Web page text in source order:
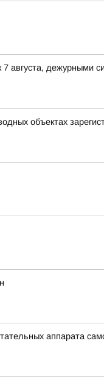
августа, дежурными
объектах
аппарата